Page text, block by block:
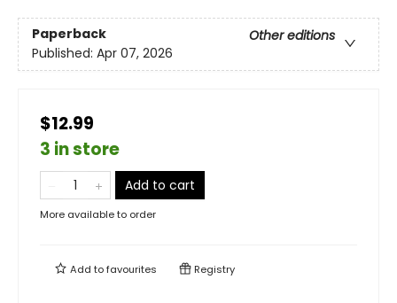
Paperback
Other editions
Published: Apr 07, 2026
$12.99
3 in store
Add to cart
More available to order
Add tofavourites Registry